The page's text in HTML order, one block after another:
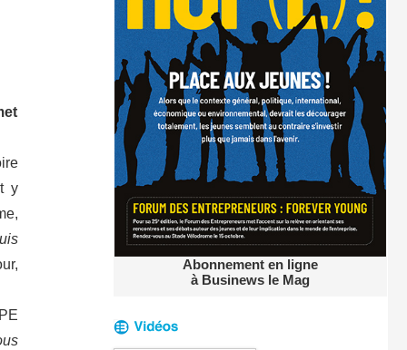
y
Abonnement en ligne
à Businews le Mag